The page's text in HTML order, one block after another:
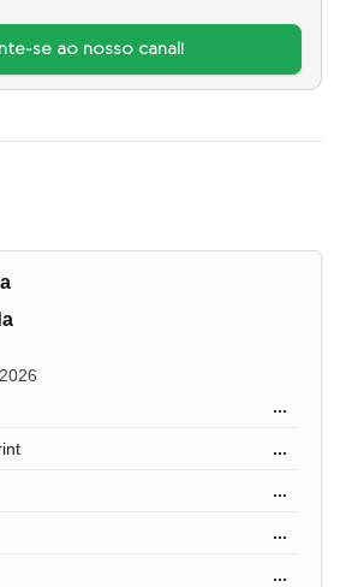
se ao nosso canal!
...
...
...
...
...